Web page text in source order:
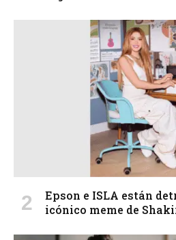
Epson e ISLA están
icónico meme de